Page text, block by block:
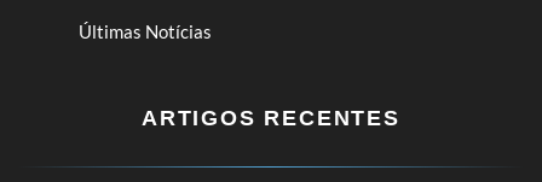
Últimas Notícias
ARTIGOS RECENTES